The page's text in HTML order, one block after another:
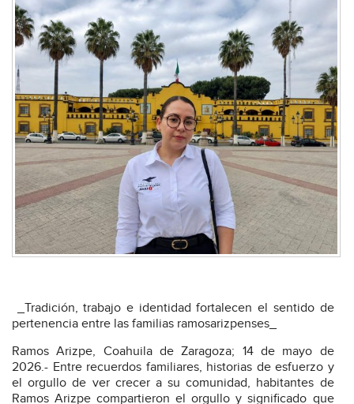
_Tradición, trabajo e identidad fortalecen el sentido de
pertenencia entre las familias ramosarizpenses_
Ramos Arizpe, Coahuila de Zaragoza; 14 de mayo de
2026.- Entre recuerdos familiares, historias de esfuerzo y
el orgullo de ver crecer a su comunidad, habitantes de
Ramos Arizpe compartieron el orgullo y significado que